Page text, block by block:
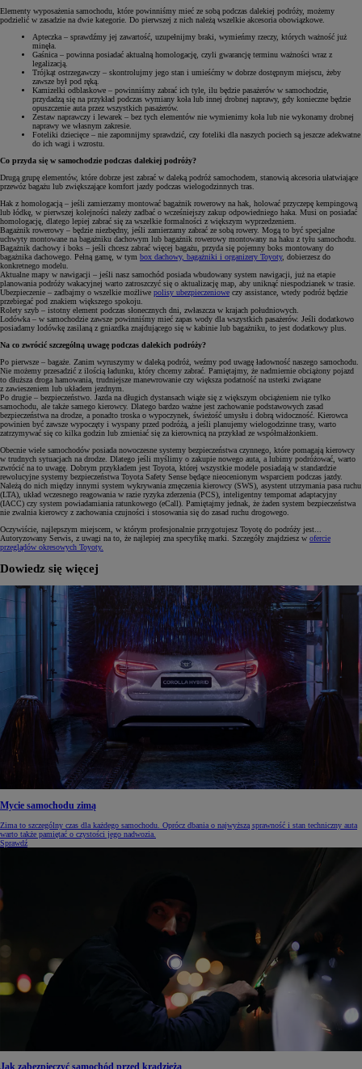
Elementy wyposażenia samochodu, które powinniśmy mieć ze sobą podczas dalekiej podróży, możemy
podzielić w zasadzie na dwie kategorie. Do pierwszej z nich należą wszelkie akcesoria obowiązkowe.
Apteczka – sprawdźmy jej zawartość, uzupełnijmy braki, wymieńmy rzeczy, których ważność już
minęła.
Gaśnica – powinna posiadać aktualną homologację, czyli gwarancję terminu ważności wraz z
legalizacją.
Trójkąt ostrzegawczy – skontrolujmy jego stan i umieśćmy w dobrze dostępnym miejscu, żeby
zawsze był pod ręką.
Kamizelki odblaskowe – powinniśmy zabrać ich tyle, ilu będzie pasażerów w samochodzie,
przydadzą się na przykład podczas wymiany koła lub innej drobnej naprawy, gdy konieczne będzie
opuszczenie auta przez wszystkich pasażerów.
Zestaw naprawczy i lewarek – bez tych elementów nie wymienimy koła lub nie wykonamy drobnej
naprawy we własnym zakresie.
Foteliki dziecięce – nie zapomnijmy sprawdzić, czy foteliki dla naszych pociech są jeszcze adekwatne
do ich wagi i wzrostu.
Co przyda się w samochodzie podczas dalekiej podróży?
Drugą grupę elementów, które dobrze jest zabrać w daleką podróż samochodem, stanowią akcesoria ułatwiające
przewóz bagażu lub zwiększające komfort jazdy podczas wielogodzinnych tras.
Hak z homologacją – jeśli zamierzamy montować bagażnik rowerowy na hak, holować przyczepę kempingową
lub łódkę, w pierwszej kolejności należy zadbać o wcześniejszy zakup odpowiedniego haka. Musi on posiadać
homologację, dlatego lepiej zabrać się za wszelkie formalności z większym wyprzedzeniem.
Bagażnik rowerowy – będzie niezbędny, jeśli zamierzamy zabrać ze sobą rowery. Mogą to być specjalne
uchwyty montowane na bagażniku dachowym lub bagażnik rowerowy montowany na haku z tyłu samochodu.
Bagażnik dachowy i boks – jeśli chcesz zabrać więcej bagażu, przyda się pojemny boks montowany do
bagażnika dachowego. Pełną gamę, w tym box dachowy, bagażniki i organizery Toyoty, dobierzesz do
konkretnego modelu.
Aktualne mapy w nawigacji – jeśli nasz samochód posiada wbudowany system nawigacji, już na etapie
planowania podróży wakacyjnej warto zatroszczyć się o aktualizację map, aby uniknąć niespodzianek w trasie.
Ubezpieczenie – zadbajmy o wszelkie możliwe polisy ubezpieczeniowe czy assistance, wtedy podróż będzie
przebiegać pod znakiem większego spokoju.
Rolety szyb – istotny element podczas słonecznych dni, zwłaszcza w krajach południowych.
Lodówka – w samochodzie zawsze powinniśmy mieć zapas wody dla wszystkich pasażerów. Jeśli dodatkowo
posiadamy lodówkę zasilaną z gniazdka znajdującego się w kabinie lub bagażniku, to jest dodatkowy plus.
Na co zwrócić szczególną uwagę podczas dalekich podróży?
Po pierwsze – bagaże. Zanim wyruszymy w daleką podróż, weźmy pod uwagę ładowność naszego samochodu.
Nie możemy przesadzić z ilością ładunku, który chcemy zabrać. Pamiętajmy, że nadmiernie obciążony pojazd
to dłuższa droga hamowania, trudniejsze manewrowanie czy większa podatność na usterki związane
z zawieszeniem lub układem jezdnym.
Po drugie – bezpieczeństwo. Jazda na długich dystansach wiąże się z większym obciążeniem nie tylko
samochodu, ale także samego kierowcy. Dlatego bardzo ważne jest zachowanie podstawowych zasad
bezpieczeństwa na drodze, a ponadto troska o wypoczynek, świeżość umysłu i dobrą widoczność. Kierowca
powinien być zawsze wypoczęty i wyspany przed podróżą, a jeśli planujemy wielogodzinne trasy, warto
zatrzymywać się co kilka godzin lub zmieniać się za kierownicą na przykład ze współmałżonkiem.
Obecnie wiele samochodów posiada nowoczesne systemy bezpieczeństwa czynnego, które pomagają kierowcy
w trudnych sytuacjach na drodze. Dlatego jeśli myślimy o zakupie nowego auta, a lubimy podróżować, warto
zwrócić na to uwagę. Dobrym przykładem jest Toyota, której wszystkie modele posiadają w standardzie
rewolucyjne systemy bezpieczeństwa Toyota Safety Sense będące nieocenionym wsparciem podczas jazdy.
Należą do nich między innymi system wykrywania zmęczenia kierowcy (SWS), asystent utrzymania pasa ruchu
(LTA), układ wczesnego reagowania w razie ryzyka zderzenia (PCS), inteligentny tempomat adaptacyjny
(IACC) czy system powiadamiania ratunkowego (eCall). Pamiętajmy jednak, że żaden system bezpieczeństwa
nie zwalnia kierowcy z zachowania czujności i stosowania się do zasad ruchu drogowego.
Oczywiście, najlepszym miejscem, w którym profesjonalnie przygotujesz Toyotę do podróży jest...
Autoryzowany Serwis, z uwagi na to, że najlepiej zna specyfikę marki. Szczegóły znajdziesz w ofercie
przeglądów okresowych Toyoty.
Dowiedz się więcej
Mycie samochodu zimą
Zima to szczególny czas dla każdego samochodu. Oprócz dbania o najwyższą sprawność i stan techniczny auta
warto także pamiętać o czystości jego nadwozia.
Sprawdź